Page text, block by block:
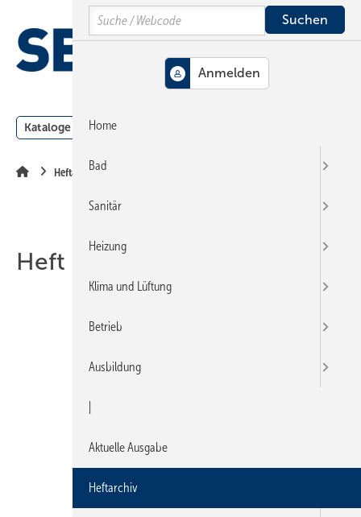
Hauptinhalt
Hauptmenü
SiteSearch
Kataloge Meldungen
Heftarchiv
Heft 14-2014
Search
Home
Bad
Sanitär
Heizung
Klima und Lüftung
Betrieb
Ausbildung
Aktuelle Ausgabe
Heftarchiv